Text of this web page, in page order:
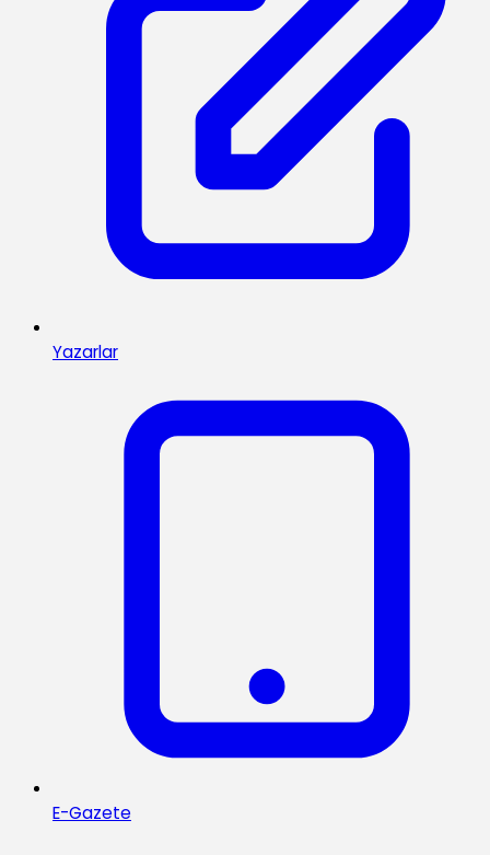
Yazarlar
E-Gazete